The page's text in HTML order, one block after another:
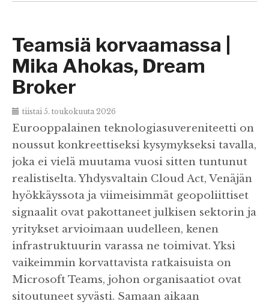
Teamsiä korvaamassa |
Mika Ahokas, Dream
Broker
tiistai 5. toukokuuta 2026
Eurooppalainen teknologiasuvereniteetti on
noussut konkreettiseksi kysymykseksi tavalla,
joka ei vielä muutama vuosi sitten tuntunut
realistiselta. Yhdysvaltain Cloud Act, Venäjän
hyökkäyssota ja viimeisimmät geopoliittiset
signaalit ovat pakottaneet julkisen sektorin ja
yritykset arvioimaan uudelleen, kenen
infrastruktuurin varassa ne toimivat. Yksi
vaikeimmin korvattavista ratkaisuista on
Microsoft Teams, johon organisaatiot ovat
sitoutuneet syvästi. Samaan aikaan